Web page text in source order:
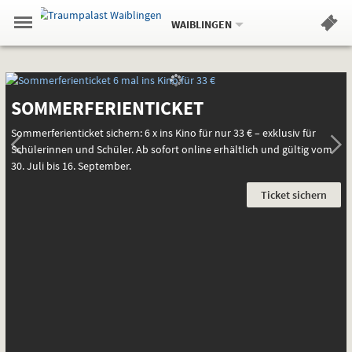
Springe
zum
,zum
.
Navigation
Service
Gehe
zur
Standortauswahl
Standort:
WAIBLINGEN.
Hinweis
Startseite
Startseite
SOMMERFERIENTICKET
Sommerferienticket sichern: 6 x ins Kino für nur 33 € – exklusiv für
Schülerinnen und Schüler. Ab sofort online erhältlich und gültig vom
30. Juli bis 16. September.
Ticket sichern